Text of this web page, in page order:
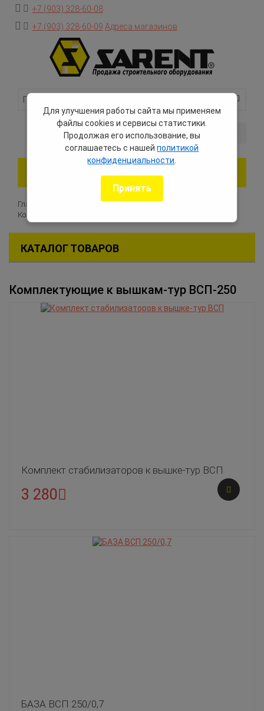
+7 (903) 328-60-08
+7 (903) 328-60-09 Адреса магазинов
0 товаров — 0 руб.
Главная Каталог оборудования
Вышки-туры
Комплектующие к вышкам-тур ВСП-250
КАТАЛОГ ТОВАРОВ
Комплектующие к вышкам-тур ВСП-250
Комплект стабилизаторов к вышке-тур ВСП
3 280
БАЗА ВСП 250/0,7
Для улучшения работы сайта мы применяем
файлы cookies и сервисы статистики.
Продолжая его использование, вы
соглашаетесь с нашейполитикой
конфиденциальности
Принять